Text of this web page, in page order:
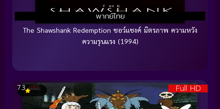
พากย์ไทย
The Shawshank Redemption ชอว์แชงค์ มิตรภาพ ความหวัง
ความรุนแรง (1994)
Full HD
7.3